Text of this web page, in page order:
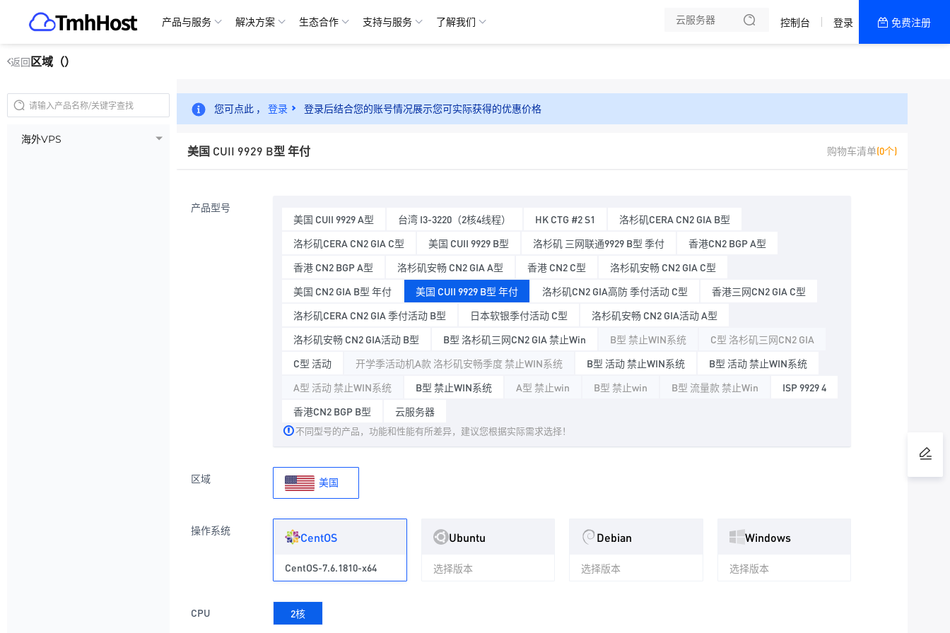
产品与服务 解决方案 生态合作 支持与服务
了解我们
控制台 登录 免费注册
返回 区域（）
海外VPS
您可点此 ， 登录 登录后结合您的账号情况展示您可实际获得的优惠价格
美国 CUII 9929 B型 年付 购物车清单(0个)
产品型号
美国 CUII 9929 A型
台湾 I3-3220（2核4线程） HK CTG #2 S1
洛杉矶CERA CN2 GIA B型
洛杉矶CERA CN2 GIA C型
美国 CUII 9929 B型 洛杉矶 三网联通9929 B型 季付
香港CN2 BGP A型
香港 CN2 BGP A型
洛杉矶安畅 CN2 GIA A型 香港 CN2 C型
洛杉矶安畅 CN2 GIA C型
美国 CN2 GIA B型 年付
美国 CUII 9929 B型 年付 洛杉矶CN2 GIA高防 季付活动 C型
香港三网CN2 GIA C型
洛杉矶CERA CN2 GIA 季付活动 B型
日本软银季付活动 C型
洛杉矶安畅 CN2 GIA活动 A型
洛杉矶安畅 CN2 GIA活动 B型
B型 洛杉矶三网CN2 GIA 禁止Win B型 禁止WIN系统
C型 洛杉矶三网CN2 GIA
C型 活动
开学季活动机A款 洛杉矶安畅季度 禁止WIN系统 B型 活动 禁止WIN系统
B型 活动 禁止WIN系统
A型 活动 禁止WIN系统
B型 禁止WIN系统 A型 禁止win B型 禁止win B型 流量款 禁止Win
ISP 9929 4
香港CN2 BGP B型
云服务器
不同型号的产品，功能和性能有所差异，建议您根据实际需求选择！
区域 美国
操作系统 CentOS
CentOS-7.6.1810-x64
Ubuntu
选择版本
Debian
选择版本
Windows
选择版本
CPU 2核